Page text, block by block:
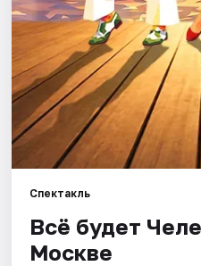
Рейтинги
Спектакль
Всё будет
Москве